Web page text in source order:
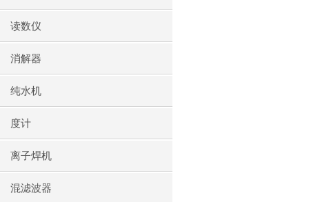
读数仪
消解器
纯水机
度计
离子焊机
混滤波器